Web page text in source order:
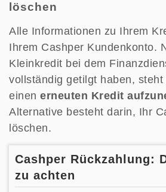
löschen
Alle Informationen zu Ihrem
Ihrem Cashper Kundenkonto.
Kleinkredit bei dem
vollständig getilgt haben,
einen erneuten Kredit
Alternative besteht darin, Ihr
löschen.
Cashper Rückzahlung:
zu achten